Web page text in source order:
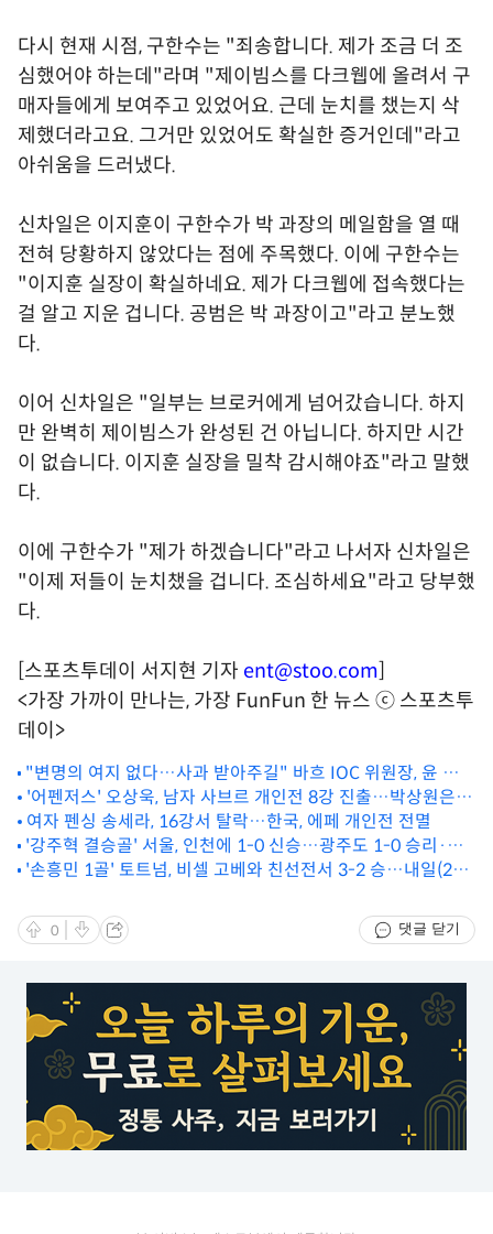
다시 현재 시점, 구한수는 "죄송합니다. 제가 조금 더 조
심했어야 하는데"라며 "제이빔스를 다크웹에 올려서 구
매자들에게 보여주고 있었어요. 근데 눈치를 챘는지 삭
제했더라고요. 그거만 있었어도 확실한 증거인데"라고
아쉬움을 드러냈다.
신차일은 이지훈이 구한수가 박 과장의 메일함을 열 때
전혀 당황하지 않았다는 점에 주목했다. 이에 구한수는
"이지훈 실장이 확실하네요. 제가 다크웹에 접속했다는
걸 알고 지운 겁니다. 공범은 박 과장이고"라고 분노했
다.
이어 신차일은 "일부는 브로커에게 넘어갔습니다. 하지
만 완벽히 제이빔스가 완성된 건 아닙니다. 하지만 시간
이 없습니다. 이지훈 실장을 밀착 감시해야죠"라고 말했
다.
이에 구한수가 "제가 하겠습니다"라고 나서자 신차일은
"이제 저들이 눈치챘을 겁니다. 조심하세요"라고 당부했
다.
[스포츠투데이 서지현 기자 ent@stoo.com]
<가장 가까이 만나는, 가장 FunFun 한 뉴스 ⓒ 스포츠투
데이>
"변명의 여지 없다…사과 받아주길" 바흐 IOC 위원장, 윤 대통
령에게 전화로 공식 사과
'어펜저스' 오상욱, 남자 사브르 개인전 8강 진출…박상원은
탈락
여자 펜싱 송세라, 16강서 탈락…한국, 에페 개인전 전멸
'강주혁 결승골' 서울, 인천에 1-0 신승…광주도 1-0 승리·대
구-대전 無
'손흥민 1골' 토트넘, 비셀 고베와 친선전서 3-2 승…내일(28
0 댓글 닫기